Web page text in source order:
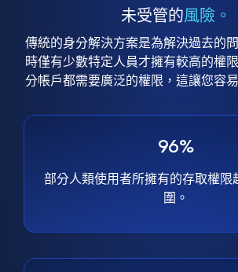
未受管的風險。
傳統的身分解決方案是為解決過去的
時僅有少數特定人員才擁有較高的權
分帳戶都需要廣泛的權限，這讓您容
96%
部分人類使用者所擁有的存取權限
圍。